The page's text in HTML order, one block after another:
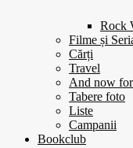
Rock
Filme și
Cărți
Travel
And now
Tabere foto
Liste
Campanii
Bookclub